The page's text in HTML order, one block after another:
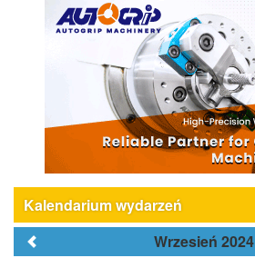
Kalendarium wydarzeń
Wrzesień 2024